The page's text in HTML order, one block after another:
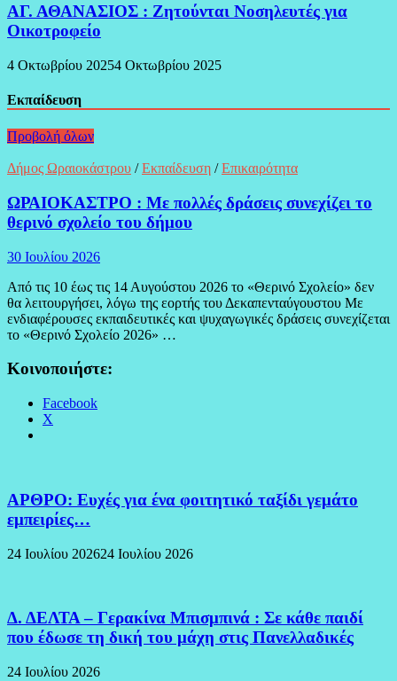
ΑΓ. ΑΘΑΝΑΣΙΟΣ : Ζητούνται Νοσηλευτές για
Οικοτροφείο
4 Οκτωβρίου 20254 Οκτωβρίου 2025
Εκπαίδευση
Προβολή όλων
Δήμος Ωραιοκάστρου /Εκπαίδευση /Επικαιρότητα
ΩΡΑΙΟΚΑΣΤΡΟ : Με πολλές δράσεις συνεχίζει το
θερινό σχολείο του δήμου
30 Ιουλίου 2026
Από τις 10 έως τις 14 Αυγούστου 2026 το «Θερινό Σχολείο» δεν
θα λειτουργήσει, λόγω της εορτής του Δεκαπενταύγουστου Με
ενδιαφέρουσες εκπαιδευτικές και ψυχαγωγικές δράσεις συνεχίζεται
το «Θερινό Σχολείο 2026» …
Κοινοποιήστε:
Facebook
X
ΑΡΘΡΟ: Ευχές για ένα φοιτητικό ταξίδι γεμάτο
εμπειρίες…
24 Ιουλίου 202624 Ιουλίου 2026
Δ. ΔΕΛΤΑ – Γερακίνα Μπισμπινά : Σε κάθε παιδί
που έδωσε τη δική του μάχη στις Πανελλαδικές
24 Ιουλίου 2026